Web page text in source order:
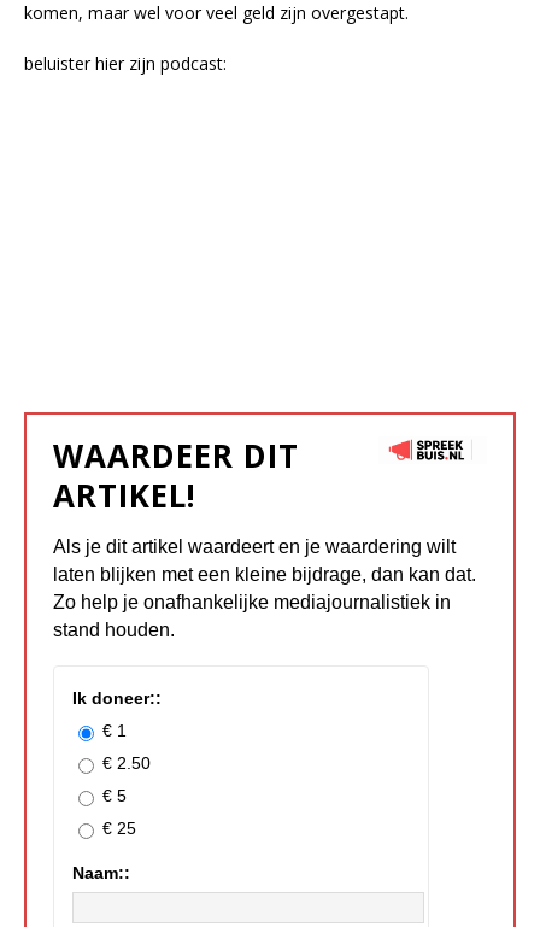
komen, maar wel voor veel geld zijn overgestapt.
beluister hier zijn podcast:
WAARDEER DIT
ARTIKEL!
Als je dit artikel waardeert en je waardering wilt
laten blijken met een kleine bijdrage, dan kan dat.
Zo help je onafhankelijke mediajournalistiek in
stand houden.
Ik doneer::
€ 1
€ 2.50
€ 5
€ 25
Naam::